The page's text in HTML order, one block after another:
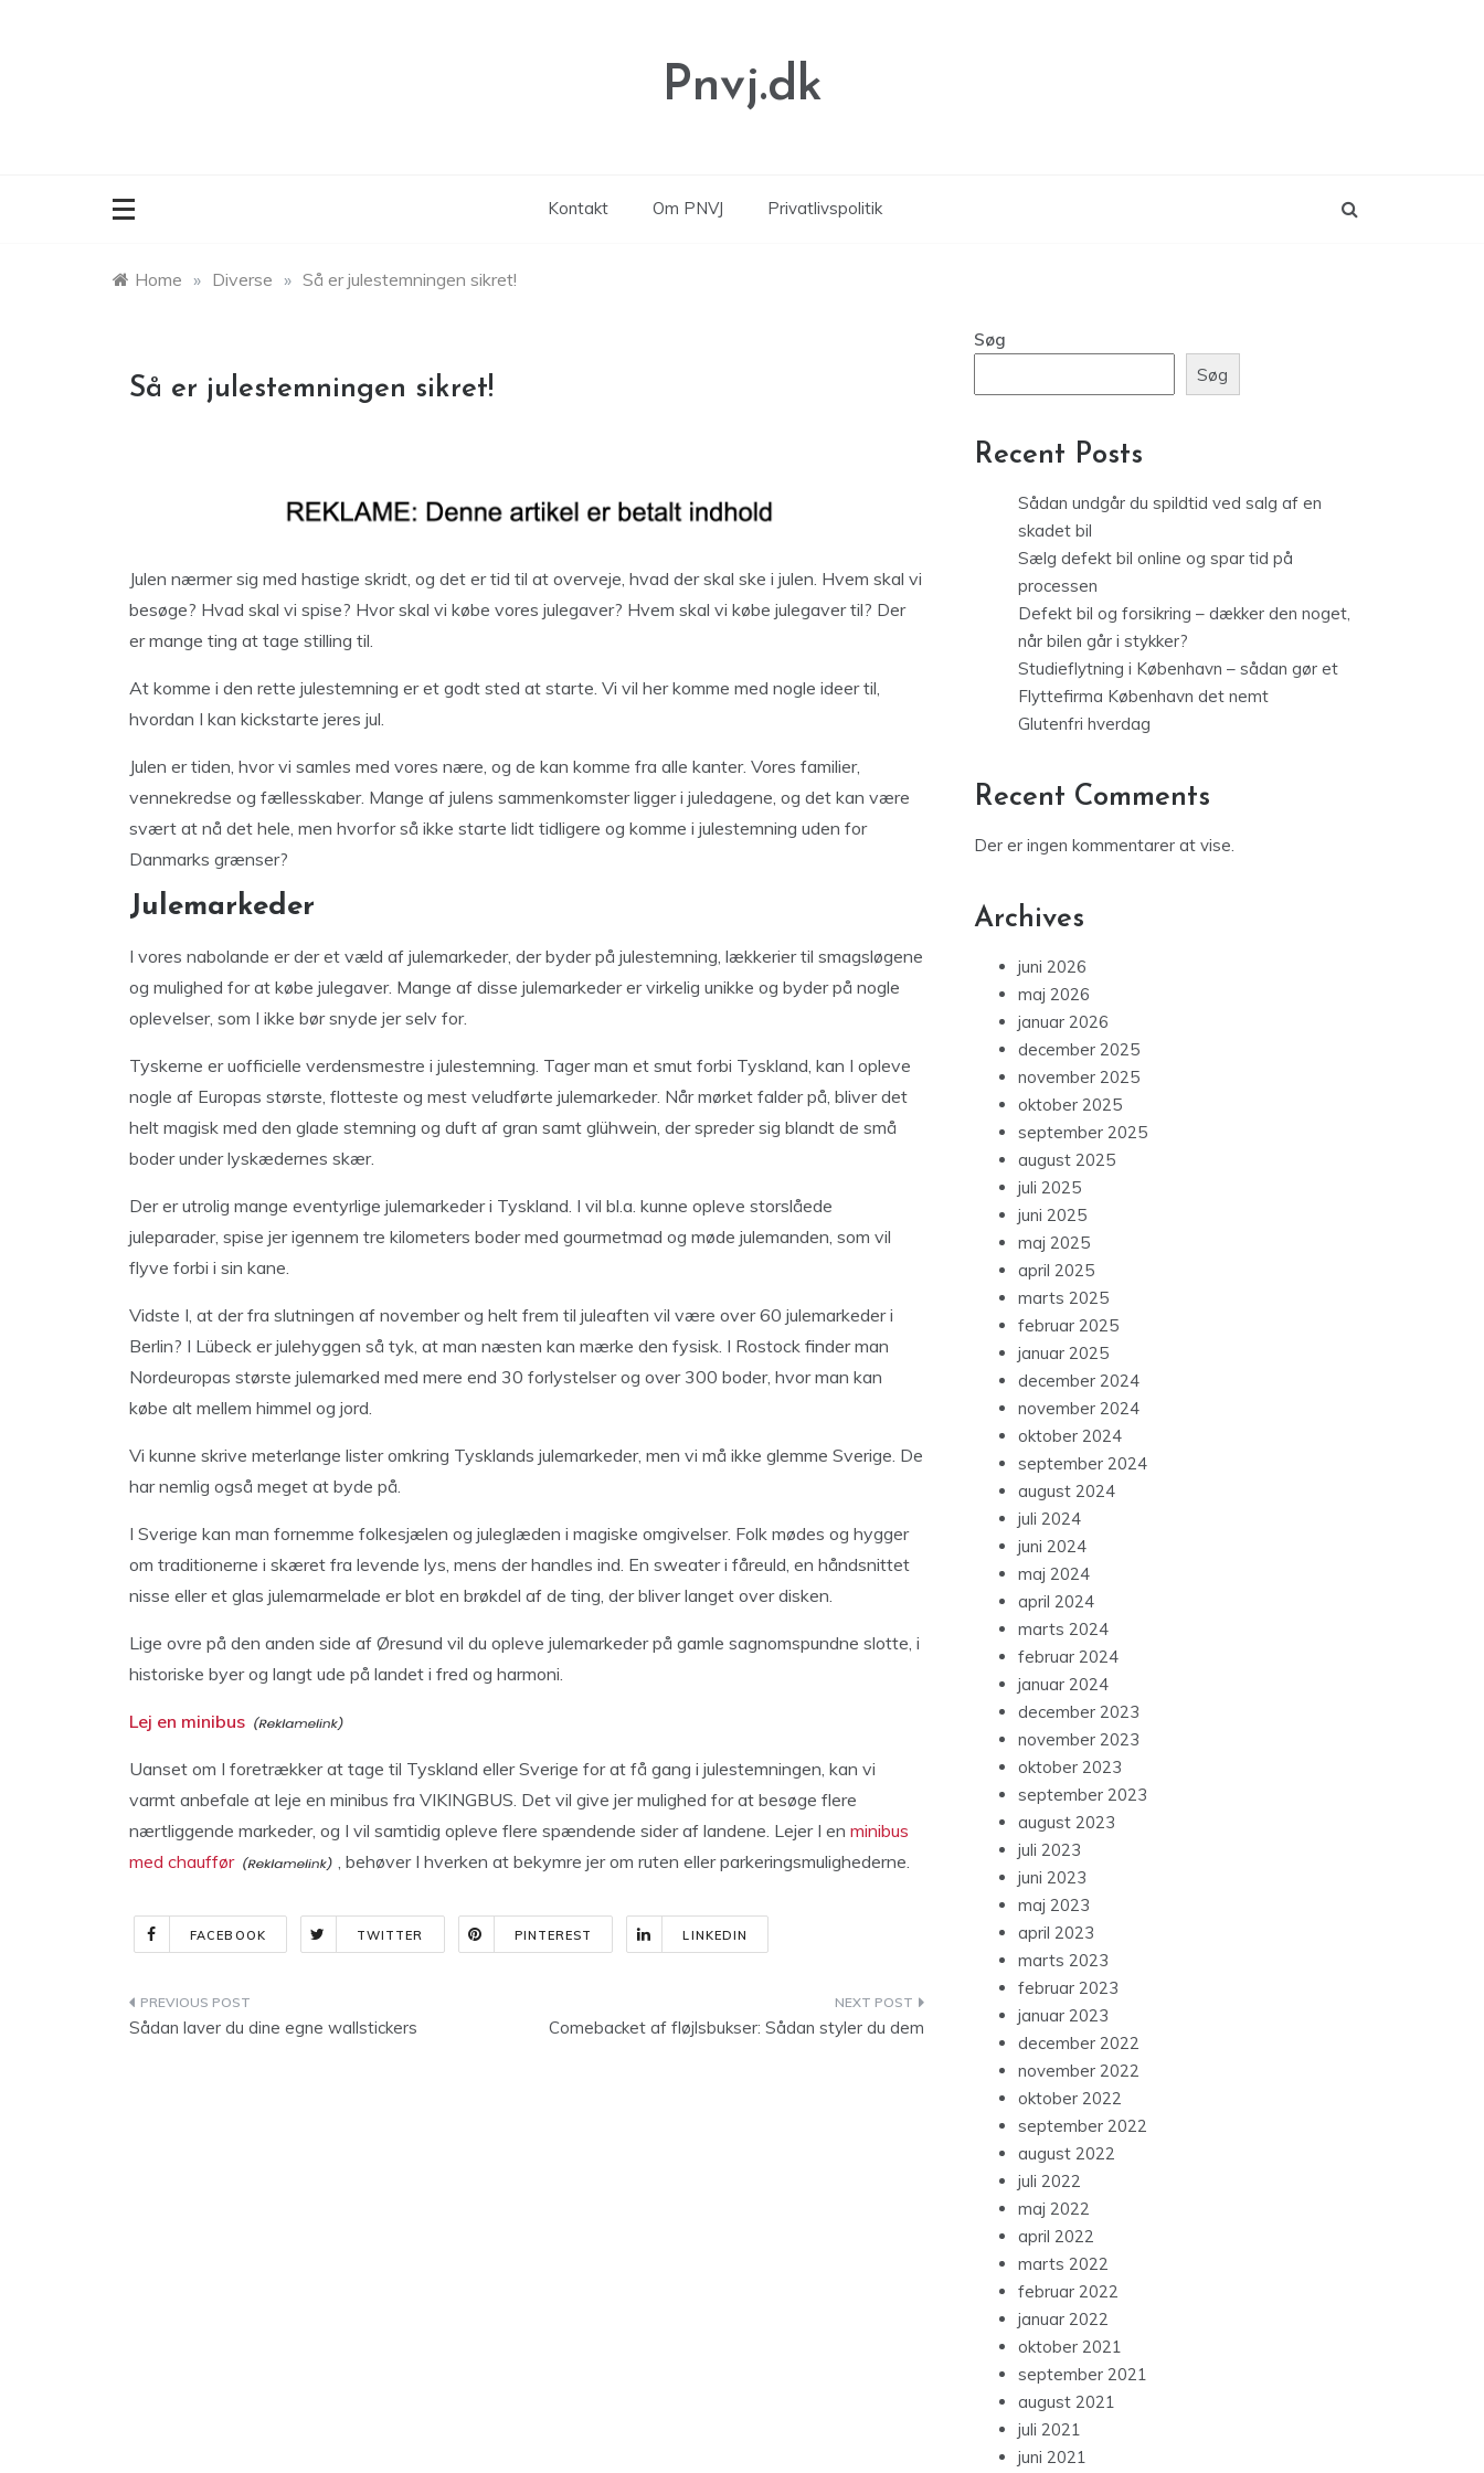
Pnvj.dk
Kontakt Om PNVJ Privatlivspolitik
Home » Diverse » Så er julestemningen sikret!
Så er julestemningen sikret!
Julen nærmer sig med hastige skridt, og det er tid til at overveje, hvad der skal ske i julen. Hvem skal vi
besøge? Hvad skal vi spise? Hvor skal vi købe vores julegaver? Hvem skal vi købe julegaver til? Der
er mange ting at tage stilling til.
At komme i den rette julestemning er et godt sted at starte. Vi vil her komme med nogle ideer til,
hvordan I kan kickstarte jeres jul.
Julen er tiden, hvor vi samles med vores nære, og de kan komme fra alle kanter. Vores familier,
vennekredse og fællesskaber. Mange af julens sammenkomster ligger i juledagene, og det kan være
svært at nå det hele, men hvorfor så ikke starte lidt tidligere og komme i julestemning uden for
Danmarks grænser?
Julemarkeder
I vores nabolande er der et væld af julemarkeder, der byder på julestemning, lækkerier til smagsløgene
og mulighed for at købe julegaver. Mange af disse julemarkeder er virkelig unikke og byder på nogle
oplevelser, som I ikke bør snyde jer selv for.
Tyskerne er uofficielle verdensmestre i julestemning. Tager man et smut forbi Tyskland, kan I opleve
nogle af Europas største, flotteste og mest veludførte julemarkeder. Når mørket falder på, bliver det
helt magisk med den glade stemning og duft af gran samt glühwein, der spreder sig blandt de små
boder under lyskædernes skær.
Der er utrolig mange eventyrlige julemarkeder i Tyskland. I vil bl.a. kunne opleve storslåede
juleparader, spise jer igennem tre kilometers boder med gourmetmad og møde julemanden, som vil
flyve forbi i sin kane.
Vidste I, at der fra slutningen af november og helt frem til juleaften vil være over 60 julemarkeder i
Berlin? I Lübeck er julehyggen så tyk, at man næsten kan mærke den fysisk. I Rostock finder man
Nordeuropas største julemarked med mere end 30 forlystelser og over 300 boder, hvor man kan
købe alt mellem himmel og jord.
Vi kunne skrive meterlange lister omkring Tysklands julemarkeder, men vi må ikke glemme Sverige. De
har nemlig også meget at byde på.
I Sverige kan man fornemme folkesjælen og juleglæden i magiske omgivelser. Folk mødes og hygger
om traditionerne i skæret fra levende lys, mens der handles ind. En sweater i fåreuld, en håndsnittet
nisse eller et glas julemarmelade er blot en brøkdel af de ting, der bliver langet over disken.
Lige ovre på den anden side af Øresund vil du opleve julemarkeder på gamle sagnomspundne slotte, i
historiske byer og langt ude på landet i fred og harmoni.
Lej en minibus
Uanset om I foretrækker at tage til Tyskland eller Sverige for at få gang i julestemningen, kan vi
varmt anbefale at leje en minibus fra VIKINGBUS. Det vil give jer mulighed for at besøge flere
nærtliggende markeder, og I vil samtidig opleve flere spændende sider af landene. Lejer I en minibus
med chauffør
, behøver I hverken at bekymre jer om ruten eller parkeringsmulighederne.
FACEBOOK TWITTER PINTEREST LINKEDIN
Indlægsnavigation
Sådan laver du dine egne wallstickers Comebacket af fløjlsbukser: Sådan styler du dem
Søg
Søg
Recent Posts
Sådan undgår du spildtid ved salg af en
skadet bil
Sælg defekt bil online og spar tid på
processen
Defekt bil og forsikring – dækker den noget,
når bilen går i stykker?
Studieflytning i København – sådan gør et
Flyttefirma København det nemt
Glutenfri hverdag
Recent Comments
Der er ingen kommentarer at vise.
Archives
juni 2026
maj 2026
januar 2026
december 2025
november 2025
oktober 2025
september 2025
august 2025
juli 2025
juni 2025
maj 2025
april 2025
marts 2025
februar 2025
januar 2025
december 2024
november 2024
oktober 2024
september 2024
august 2024
juli 2024
juni 2024
maj 2024
april 2024
marts 2024
februar 2024
januar 2024
december 2023
november 2023
oktober 2023
september 2023
august 2023
juli 2023
juni 2023
maj 2023
april 2023
marts 2023
februar 2023
januar 2023
december 2022
november 2022
oktober 2022
september 2022
august 2022
juli 2022
maj 2022
april 2022
marts 2022
februar 2022
januar 2022
oktober 2021
september 2021
august 2021
juli 2021
juni 2021